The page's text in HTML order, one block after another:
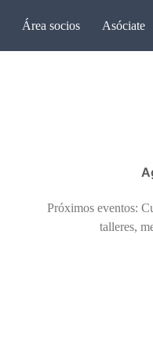
Área socios Asóciate
Próximos eventos:
talleres,